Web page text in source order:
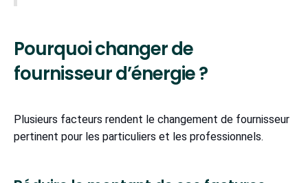
Pourquoi changer de
fournisseur d’énergie ?
Plusieurs facteurs rendent le changement de fournisseur
pertinent pour les particuliers et les professionnels.